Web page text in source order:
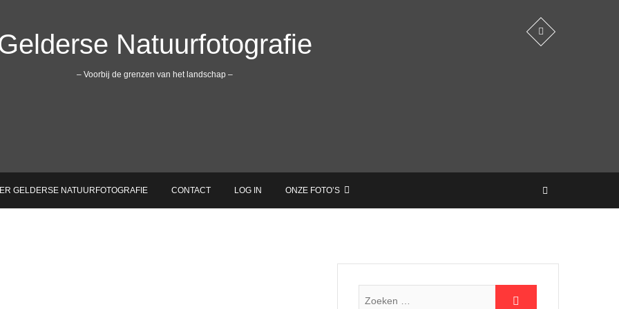
Natuurfotografie
– Voorbij de grenzen van het landschap –
GELDERSE NATUURFOTOGRAFIE CONTACT LOG IN ONZE FOTO’S